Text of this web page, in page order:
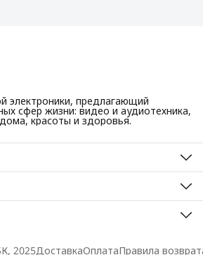
электроники, предлагающий
сфер жизни: видео и аудиотехника,
красоты и здоровья.
2025ДоставкаОплатаПравила